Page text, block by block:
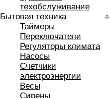
техобслуживание
Бытовая техника
Таймеры
Переключатели
Регуляторы климата
Насосы
Счетчики
электроэнергии
Весы
Сирены